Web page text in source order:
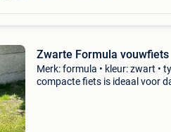
Zwarte Formula vouwfiets
Merk: formula • kleur: zwart •
compacte fiets is ideaal voor